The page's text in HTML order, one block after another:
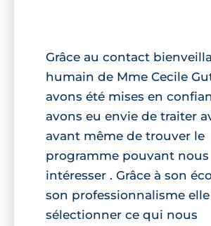
Grâce au contact
humain de Mme Cecile
avons été mises en
avons eu envie de traiter
avant même de trouver le
programme pouvant nous
intéresser . Grâce à son
son professionnalisme elle
sélectionner ce qui nous